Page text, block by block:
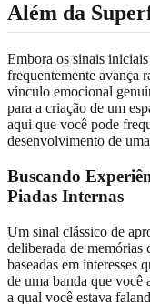
Além da
Embora os sinais
frequentemente avança
vínculo emocional
para a criação de um
aqui que você pode
desenvolvimento de
Buscando
Piadas Internas
Um sinal clássico de
deliberada de memórias
baseadas em interesses
de uma banda que você
a qual você estava